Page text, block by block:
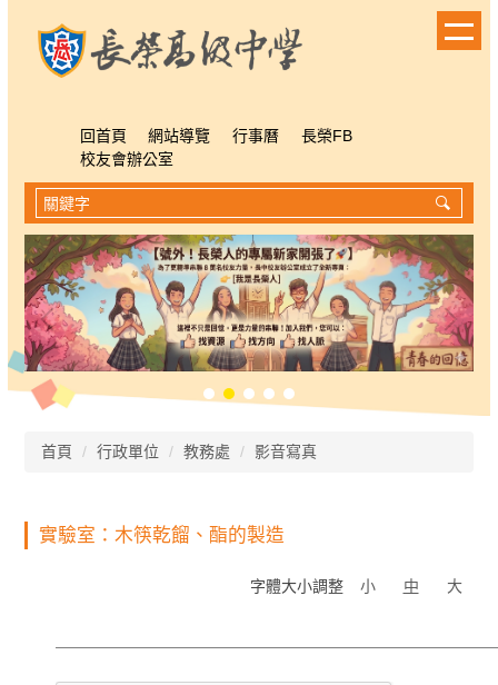
回首頁 網站導覽 行事曆
長榮FB
校友會辦公室
首頁 行政單位 教務處 影音寫真
實驗室：木筷乾餾、酯的製造
字體大小調整 小 中 大